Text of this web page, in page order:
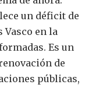
un déficit de
Vasco en la
Es un
de
públicas,